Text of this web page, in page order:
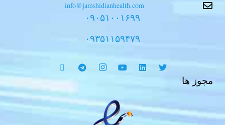
info@jamshidianhealth.com
۰۹۰۵۱۰۰۱۶۹۹
۰۹۳۵۱۱۵۹۴۷۹
مجوز ها